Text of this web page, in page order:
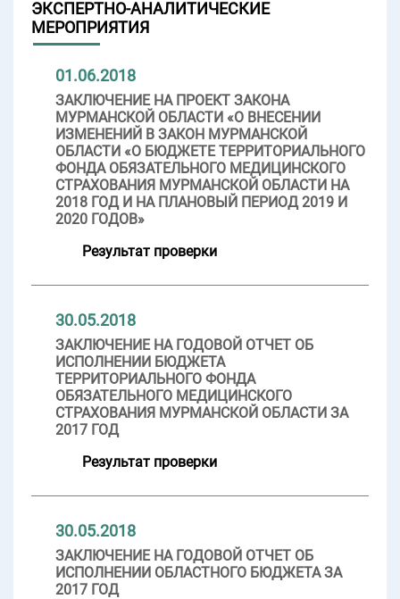
ЭКСПЕРТНО-АНАЛИТИЧЕСКИЕ
МЕРОПРИЯТИЯ
01.06.2018
ЗАКЛЮЧЕНИЕ НА ПРОЕКТ ЗАКОНА
МУРМАНСКОЙ ОБЛАСТИ «О ВНЕСЕНИИ
ИЗМЕНЕНИЙ В ЗАКОН МУРМАНСКОЙ
ОБЛАСТИ «О БЮДЖЕТЕ ТЕРРИТОРИАЛЬНОГО
ФОНДА ОБЯЗАТЕЛЬНОГО МЕДИЦИНСКОГО
СТРАХОВАНИЯ МУРМАНСКОЙ ОБЛАСТИ НА
2018 ГОД И НА ПЛАНОВЫЙ ПЕРИОД 2019 И
2020 ГОДОВ»
Результат проверки
30.05.2018
ЗАКЛЮЧЕНИЕ НА ГОДОВОЙ ОТЧЕТ ОБ
ИСПОЛНЕНИИ БЮДЖЕТА
ТЕРРИТОРИАЛЬНОГО ФОНДА
ОБЯЗАТЕЛЬНОГО МЕДИЦИНСКОГО
СТРАХОВАНИЯ МУРМАНСКОЙ ОБЛАСТИ ЗА
2017 ГОД
Результат проверки
30.05.2018
ЗАКЛЮЧЕНИЕ НА ГОДОВОЙ ОТЧЕТ ОБ
ИСПОЛНЕНИИ ОБЛАСТНОГО БЮДЖЕТА ЗА
2017 ГОД